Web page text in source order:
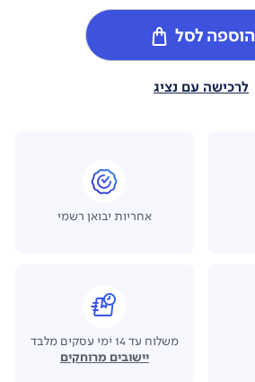
הוספה לסל
לרכישה עם נציג
אחריות יבואן רשמי
משלוח עד 14 ימי עסקים מלבד
יישובים מרוחקים